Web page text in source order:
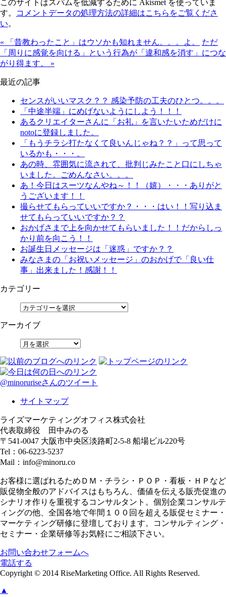
このサイトはスパムを低減するために Akismet を使っていま
す。
コメントデータの処理方法の詳細はこちらをご覧くださ
い。
« 「昔教わったこと」はウソかも知れません。。。よ。
ただ
「周りに感覚を向ける」という行為が「違和感を消す」につな
がり得ます。 »
最近の記事
センスがいいマスク？？ 感染予防の工夫のひとつ。。。
「中途半端」にめげないようにしよう！！！
あるクリエイターさんに「お礼」を言いたいためだけに
notoに登録しました。
「もうチラシ打たなくて良いんじゃね？？」って思って
いるかも・・・。
あの時、雰囲気に流されて、批判じみたこと口にしちゃ
いました。ごめんなさい。。。
あ！今日はスーツなんやね～！！（嬉）・・・ありがと
うございます！！
撮らせてもらっていいですか？・・・はい！！写り込ま
せてもらっていいですか？？
おかげさまで上を向かせてもらいました！！だからしっ
かり前を向こう！！
お誕生日メッセージは「迷惑」ですか？？
みなさまの「お祝いメッセージ」のおかげで「良い仕
事」出来ました！感謝！！
カテゴリー
アーカイブ
@minoruriseさんのツイート
サイトマップ
ライズマーケティングオフィス株式会社
代表取締役 田中みのる
〒541-0047 大阪市中央区淡路町2-5-8 船場ビル220号
Tel：06-6223-5237
Mail：info@minoru.co
お客様に選ばれるためＤＭ・チラシ・ＰＯＰ・看板・ＨＰなど
販促物全般のアドバイスはもちろん、価値を伝える販売促進の
シナリオ作りを重視するコンサルタント。個別企業コンサルテ
ィングの他、全国各地で年間１００回を超える販促セミナー・
マーケティング研修に登壇しております。コンサルティング・
セミナー・企業研修等お気軽にご相談下さい。
お問い合わせフォームへ
電話する
Copyright © 2014 RiseMarketing Office. All Rights Reserved.
▲